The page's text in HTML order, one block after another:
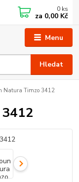
Menu
Hledat
0 ks
za 0,00 Kč
Natura Timzo 3412